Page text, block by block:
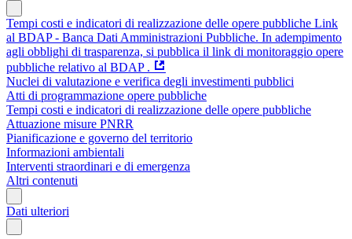
Tempi costi e indicatori di realizzazione delle opere pubbliche Link
al BDAP - Banca Dati Amministrazioni Pubbliche. In adempimento
agli obblighi di trasparenza, si pubblica il link di monitoraggio opere
pubbliche relativo al BDAP .
Nuclei di valutazione e verifica degli investimenti pubblici
Atti di programmazione opere pubbliche
Tempi costi e indicatori di realizzazione delle opere pubbliche
Attuazione misure PNRR
Pianificazione e governo del territorio
Informazioni ambientali
Interventi straordinari e di emergenza
Altri contenuti
Dati ulteriori